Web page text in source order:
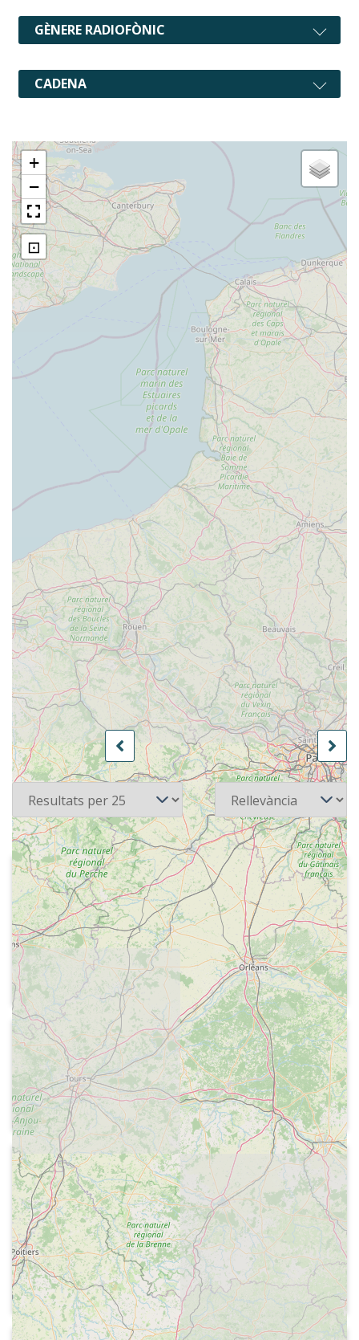
GÈNERE RADIOFÒNIC
CADENA
+
−
⊡
106 recursos Pàgina
de 5
Per pàgina
Ordena
1974
Radio Nacional de España
Entrevista al general Eduardo González
Gallarza sobre el vol de la Escuadrilla
Elcano. Tres avions espanyols, a l'any
1926, van volar des de Cuatro Vientos,
a Madrid, fins a Manila. Només un va
arribar al destí
1974-09
Radio Nacional de España - Estudio
15-18
Entrevista al periodista Tico Medina
1974
Radio Nacional de España - Historias
para imaginar
Careta del programa. Espai "El cohete",
adaptant una història de Ray Bradbury.
Chicho Ibáñez Serrador presenta l'obra
i la situció dels personatges. Diàleg de
la primera escena de l'obra